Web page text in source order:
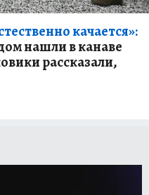
качается»:
нашли в канаве
рассказали,